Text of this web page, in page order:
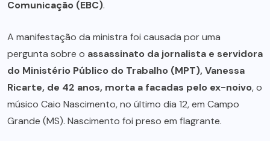
Comunicação (EBC).
A manifestação da ministra foi causada por uma
pergunta sobre o assassinato da jornalista e servidora
do Ministério Público do Trabalho (MPT), Vanessa
Ricarte, de 42 anos, morta a facadas pelo ex-noivo, o
músico Caio Nascimento, no último dia 12, em Campo
Grande (MS). Nascimento foi preso em flagrante.